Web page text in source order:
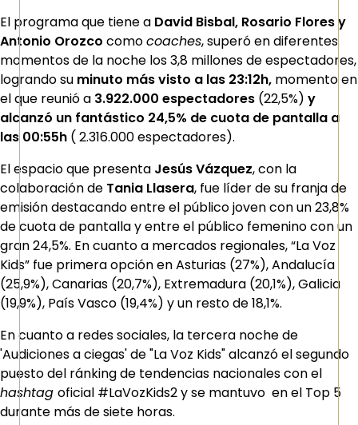
El programa que tiene a David Bisbal, Rosario Flores y
Antonio Orozco comocoaches, superó en diferentes
momentos de la noche los 3,8 millones de espectadores,
logrando su minuto más visto a las 23:12h, momento en
el que reunió a 3.922.000 espectadores (22,5%) y
alcanzó un fantástico 24,5% de cuota de pantalla a
las 00:55h ( 2.316.000 espectadores).
El espacio que presenta Jesús Vázquez, con la
colaboración de Tania Llasera, fue líder de su franja de
emisión destacando entre el público joven con un 23,8%
de cuota de pantalla y entre el público femenino con un
gran 24,5%. En cuanto a mercados regionales, “La Voz
Kids” fue primera opción en Asturias (27%), Andalucía
(25,9%), Canarias (20,7%), Extremadura (20,1%), Galicia
(19,9%), País Vasco (19,4%) y un resto de 18,1%.
En cuanto a redes sociales, la tercera noche de
'Audiciones a ciegas' de "La Voz Kids" alcanzó el segundo
puesto del ránking de tendencias nacionales con el
hashtag oficial #LaVozKids2 y se mantuvo en el Top 5
durante más de siete horas.